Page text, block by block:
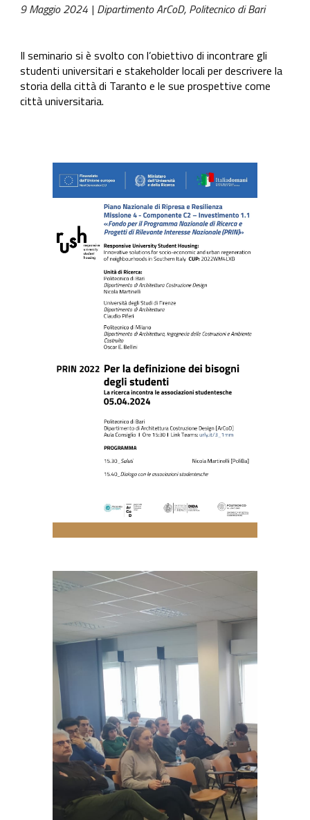
9 Maggio 2024 | Dipartimento ArCoD, Politecnico di Bari
Il seminario si è svolto con l’obiettivo di incontrare gli
studenti universitarie stakeholder locali per descrivere la
storia della città di Taranto e le sue prospettive come
città universitaria.